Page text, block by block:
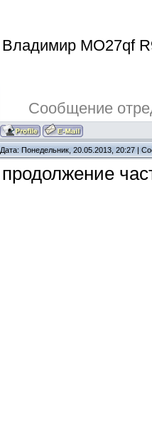
Владимир MO27qf
Сообщение
Дата: Понедельник, 20.05.2013, 20:27 |
продолжение